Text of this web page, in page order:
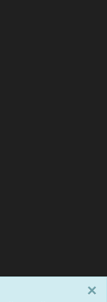
×